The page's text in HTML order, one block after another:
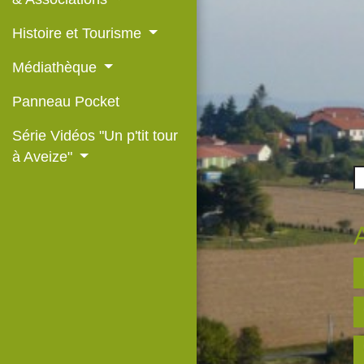
Histoire et Tourisme
Médiathèque
Panneau Pocket
Série Vidéos "Un p'tit tour
à Aveize"